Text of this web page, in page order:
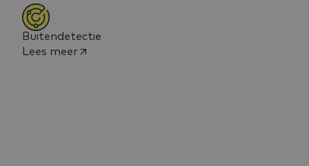
Buitendetectie
Lees meer